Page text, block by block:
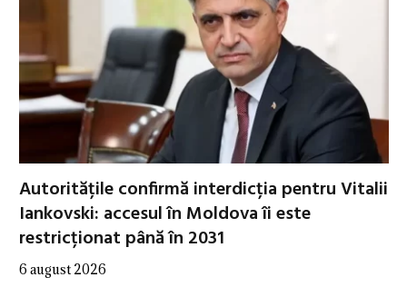
Autoritățile confirmă interdicția pentru Vitalii
Iankovski: accesul în Moldova îi este
restricționat până în 2031
6 august 2026